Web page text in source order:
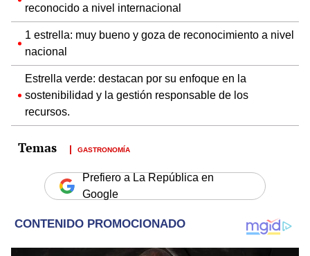
reconocido a nivel internacional
1 estrella: muy bueno y goza de reconocimiento a nivel
nacional
Estrella verde: destacan por su enfoque en la
sostenibilidad y la gestión responsable de los
recursos.
GASTRONOMÍA
Prefiero a La República en
Google